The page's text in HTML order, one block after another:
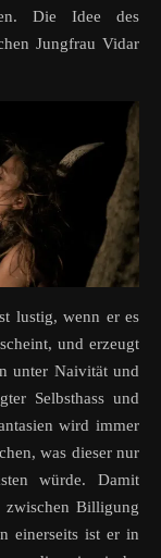
Die Idee des
Jungfrau Vidar
lustig, wenn er es
und erzeugt
unter Naivität und
Selbsthass und
wird immer
was dieser nur
würde. Damit
zwischen Billigung
einerseits ist er in